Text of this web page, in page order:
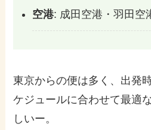
空港: 成田空港・羽田空
東京からの便は多く、出発
ケジュールに合わせて最適
しいー。